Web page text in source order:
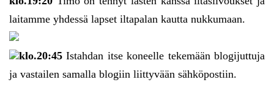
laitamme yhdessä lapset iltapalan kautta nukkumaan.
klo.20:45 Istahdan itse koneelle tekemään blogijuttuja
ja vastailen samalla blogiin liittyvään sähköpostiin.